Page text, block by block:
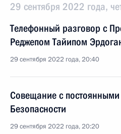
29 сентября 2022 года,
Телефонный разговор с
Реджепом Тайипом
29 сентября 2022 года, 20:40
Совещание с
Безопасности
29 сентября 2022 года, 20:20